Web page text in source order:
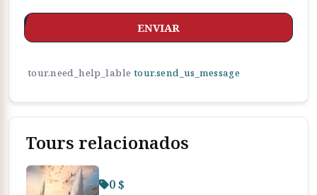
ENVIAR
tour.need_help_lable tour.send_us_message
Tours relacionados
0 $